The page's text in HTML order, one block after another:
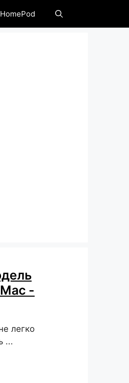
HomePod
-
легко
...